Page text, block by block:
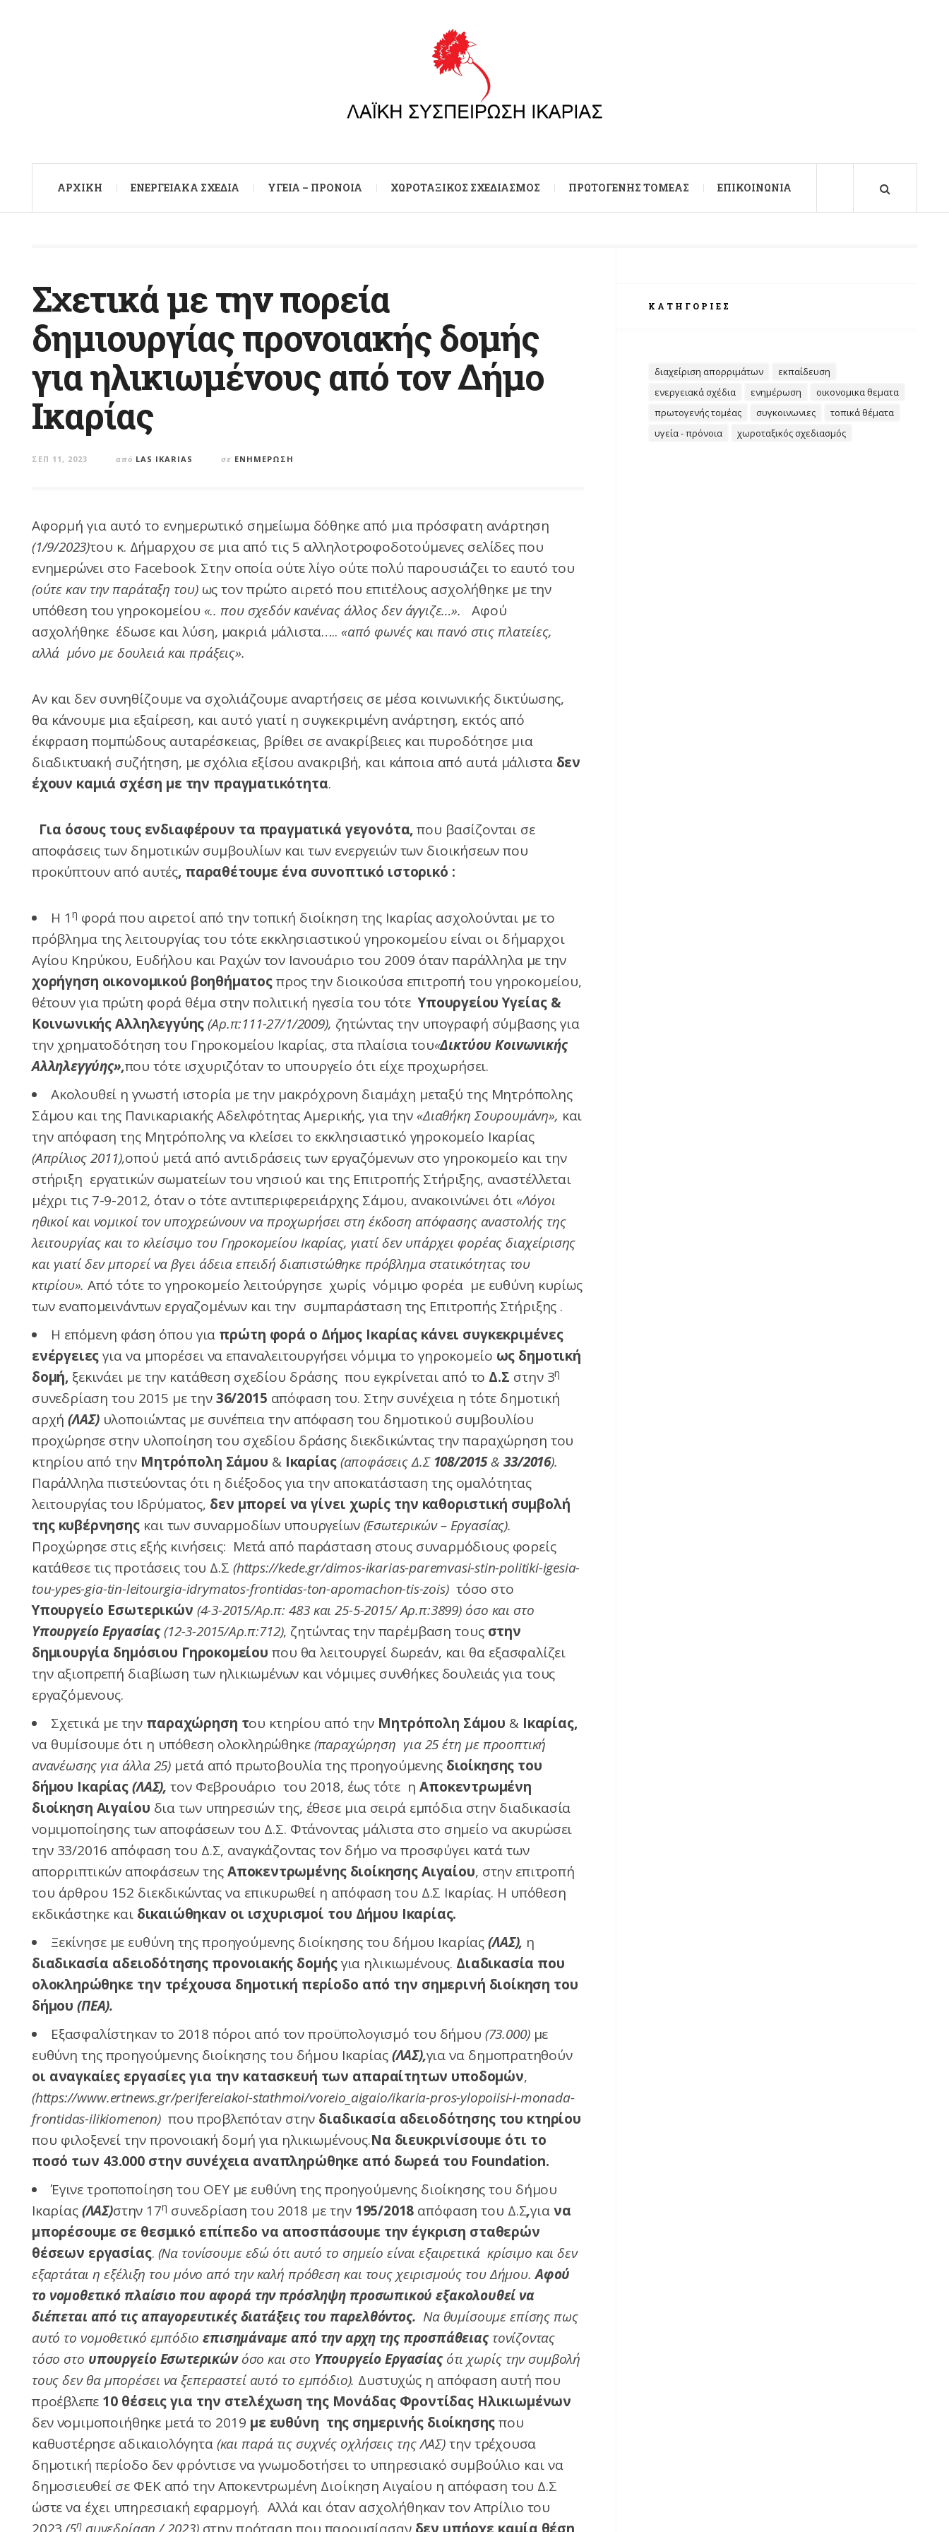
ΑΡXΙΚΉ ΕΝΕΡΓΕΙΑΚΆ ΣΧΈΔΙΑ ΥΓΕΊΑ – ΠΡΌΝΟΙΑ ΧΩΡΟΤΑΞΙΚΌΣ ΣΧΕΔΙΑΣΜΌΣ ΠΡΩΤΟΓΕΝΉΣ ΤΟΜΈΑΣ ΕΠΙΚΟΙΝΩΝΊΑ
Σχετικά με την πορεία
δημιουργίας προνοιακής δομής
για ηλικιωμένους από τον Δήμο
Ικαρίας
ΣΕΠ 11, 2023 από LAS IKARIAS σε ΕΝΗΜΈΡΩΣΗ
Αφορμή για αυτό το ενημερωτικό σημείωμα δόθηκε από μια πρόσφατη ανάρτηση
(1/9/2023)του κ. Δήμαρχου σε μια από τις 5 αλληλοτροφοδοτούμενες σελίδες που
ενημερώνει στο Facebook. Στην οποία ούτε λίγο ούτε πολύ παρουσιάζει το εαυτό του
(ούτε καν την παράταξη του)ως τον πρώτο αιρετό που επιτέλους ασχολήθηκε με την
υπόθεση του γηροκομείου «.. που σχεδόν κανένας άλλος δεν άγγιζε…».Αφού
ασχολήθηκε έδωσε και λύση, μακριά μάλιστα….. «από φωνές και πανό στις πλατείες,
αλλά μόνο με δουλειά και πράξεις».
Αν και δεν συνηθίζουμε να σχολιάζουμε αναρτήσεις σε μέσα κοινωνικής δικτύωσης,
θα κάνουμε μια εξαίρεση, και αυτό γιατί η συγκεκριμένη ανάρτηση, εκτός από
έκφραση πομπώδους αυταρέσκειας, βρίθει σε ανακρίβειες και πυροδότησε μια
διαδικτυακή συζήτηση, με σχόλια εξίσου ανακριβή, και κάποια από αυτά μάλιστα δεν
έχουν καμιά σχέση με την πραγματικότητα.
Για όσους τους ενδιαφέρουν τα πραγματικά γεγονότα,που βασίζονται σε
αποφάσεις των δημοτικών συμβουλίων και των ενεργειών των διοικήσεων που
προκύπτουν από αυτές, παραθέτουμε ένα συνοπτικό ιστορικό :
Η 1 η φορά που αιρετοί από την τοπική διοίκηση της Ικαρίας ασχολούνται με το
πρόβλημα της λειτουργίας του τότε εκκλησιαστικού γηροκομείου είναι οι δήμαρχοι
Αγίου Κηρύκου, Ευδήλου και Ραχών τον Ιανουάριο του 2009 όταν παράλληλα με την
χορήγηση οικονομικού βοηθήματοςπρος την διοικούσα επιτροπή του γηροκομείου,
θέτουν για πρώτη φορά θέμα στην πολιτική ηγεσία του τότεΥπουργείου Υγείας &
Κοινωνικής Αλληλεγγύης(Αρ.π:111-27/1/2009), ζητώντας την υπογραφή σύμβασης για
την χρηματοδότηση του Γηροκομείου Ικαρίας, στα πλαίσια του«Δικτύου Κοινωνικής
Αλληλεγγύης»,που τότε ισχυριζόταν το υπουργείο ότι είχε προχωρήσει.
Ακολουθεί η γνωστή ιστορία με την μακρόχρονη διαμάχη μεταξύ της Μητρόπολης
Σάμου και της Πανικαριακής Αδελφότητας Αμερικής, για την «Διαθήκη Σουρουμάνη», και
την απόφαση της Μητρόπολης να κλείσει το εκκλησιαστικό γηροκομείο Ικαρίας
(Απρίλιος 2011),οπού μετά από αντιδράσεις των εργαζόμενων στο γηροκομείο και την
στήριξη εργατικών σωματείων του νησιού και της Επιτροπής Στήριξης, αναστέλλεται
μέχρι τις 7-9-2012, όταν ο τότε αντιπεριφερειάρχης Σάμου, ανακοινώνει ότι «Λόγοι
ηθικοί και νομικοί τον υποχρεώνουν να προχωρήσει στη έκδοση απόφασης αναστολής της
λειτουργίας και το κλείσιμο του Γηροκομείου Ικαρίας, γιατί δεν υπάρχει φορέας διαχείρισης
και γιατί δεν μπορεί να βγει άδεια επειδή διαπιστώθηκε πρόβλημα στατικότητας του
κτιρίου».Από τότε το γηροκομείο λειτούργησε χωρίς νόμιμο φορέα με ευθύνη κυρίως
των εναπομεινάντων εργαζομένων και την συμπαράσταση της Επιτροπής Στήριξης .
Η επόμενη φάση όπου για πρώτη φορά ο Δήμος Ικαρίας κάνει συγκεκριμένες
ενέργειεςγια να μπορέσει να επαναλειτουργήσει νόμιμα το γηροκομείο ως δημοτική
δομή, ξεκινάει με την κατάθεση σχεδίου δράσης που εγκρίνεται από το Δ.Σ στην 3η
συνεδρίαση του 2015 με την36/2015 απόφαση του. Στην συνέχεια η τότε δημοτική
αρχή(ΛΑΣ) υλοποιώντας με συνέπεια την απόφαση του δημοτικού συμβουλίου
προχώρησε στην υλοποίηση του σχεδίου δράσης διεκδικώντας την παραχώρηση του
κτηρίου από την Μητρόπολη Σάμου &Ικαρίας(αποφάσεις Δ.Σ 108/2015&33/2016).
Παράλληλα πιστεύοντας ότι η διέξοδος για την αποκατάσταση της ομαλότητας
λειτουργίας του Ιδρύματος, δεν μπορεί να γίνει χωρίς την καθοριστική συμβολή
της κυβέρνησηςκαι των συναρμοδίων υπουργείων(Εσωτερικών – Εργασίας).
Προχώρησε στις εξής κινήσεις: Μετά από παράσταση στους συναρμόδιους φορείς
κατάθεσε τις προτάσεις του Δ.Σ(https://kede.gr/dimos-ikarias-paremvasi-stin-politiki-igesia-
tou-ypes-gia-tin-leitourgia-idrymatos-frontidas-ton-apomachon-tis-zois)τόσο στο
Υπουργείο Εσωτερικών (4-3-2015/Αρ.π: 483 και 25-5-2015/ Αρ.π:3899) όσο και στο
Υπουργείο Εργασίας(12-3-2015/Αρ.π:712), ζητώντας την παρέμβαση τους στην
δημιουργία δημόσιου Γηροκομείου που θα λειτουργεί δωρεάν, και θα εξασφαλίζει
την αξιοπρεπή διαβίωση των ηλικιωμένων και νόμιμες συνθήκες δουλειάς για τους
εργαζόμενους.
Σχετικά με την παραχώρηση του κτηρίου από την Μητρόπολη Σάμου &Ικαρίας,
να θυμίσουμε ότι η υπόθεση ολοκληρώθηκε(παραχώρηση για 25 έτη με προοπτική
ανανέωσης για άλλα 25)μετά από πρωτοβουλία της προηγούμενης διοίκησης του
δήμου Ικαρίας(ΛΑΣ), τον Φεβρουάριο του 2018, έως τότε ηΑποκεντρωμένη
διοίκηση Αιγαίου δια των υπηρεσιών της, έθεσε μια σειρά εμπόδια στην διαδικασία
νομιμοποίησης των αποφάσεων του Δ.Σ. Φτάνοντας μάλιστα στο σημείο να ακυρώσει
την 33/2016 απόφαση του Δ.Σ, αναγκάζοντας τον δήμο να προσφύγει κατά των
απορριπτικών αποφάσεων τηςΑποκεντρωμένης διοίκησης Αιγαίου, στην επιτροπή
του άρθρου 152 διεκδικώντας να επικυρωθεί η απόφαση του Δ.Σ Ικαρίας. Η υπόθεση
εκδικάστηκε και δικαιώθηκαν οι ισχυρισμοί του Δήμου Ικαρίας.
Ξεκίνησε με ευθύνη της προηγούμενης διοίκησης του δήμου Ικαρίας(ΛΑΣ), η
διαδικασία αδειοδότησης προνοιακής δομήςγια ηλικιωμένους. Διαδικασία που
ολοκληρώθηκε την τρέχουσα δημοτική περίοδο από την σημερινή διοίκηση του
δήμου(ΠΕΑ).
Εξασφαλίστηκαν το 2018 πόροι από τον προϋπολογισμό του δήμου (73.000) με
ευθύνη της προηγούμενης διοίκησης του δήμου Ικαρίας(ΛΑΣ),για να δημοπρατηθούν
οι αναγκαίες εργασίες για την κατασκευή των απαραίτητων υποδομών,
(https://www.ertnews.gr/perifereiakoi-stathmoi/voreio_aigaio/ikaria-pros-ylopoiisi-i-monada-
frontidas-ilikiomenon) που προβλεπόταν στην διαδικασία αδειοδότησης του κτηρίου
που φιλοξενεί την προνοιακή δομή για ηλικιωμένους.Να διευκρινίσουμε ότι το
ποσό των 43.000στην συνέχεια αναπληρώθηκε από δωρεά του Foundation.
Έγινε τροποποίηση του ΟΕΥ με ευθύνη της προηγούμενης διοίκησης του δήμου
Ικαρίας(ΛΑΣ)στην 17η συνεδρίαση του 2018 με την 195/2018 απόφαση του Δ.Σ,γιανα
μπορέσουμε σε θεσμικό επίπεδο να αποσπάσουμε την έγκριση σταθερών
θέσεων εργασίας. (Να τονίσουμε εδώ ότι αυτό το σημείο είναι εξαιρετικά κρίσιμο και δεν
εξαρτάται η εξέλιξη του μόνο από την καλή πρόθεση και τους χειρισμούς του Δήμου.Αφού
το νομοθετικό πλαίσιο που αφορά την πρόσληψη προσωπικού εξακολουθεί να
διέπεται από τις απαγορευτικές διατάξεις του παρελθόντος. Να θυμίσουμε επίσης πως
αυτό το νομοθετικό εμπόδιοεπισημάναμε από την αρχη της προσπάθειαςτονίζοντας
τόσο στο υπουργείο Εσωτερικώνόσο και στο Υπουργείο Εργασίαςότι χωρίς την συμβολή
τους δεν θα μπορέσει να ξεπεραστεί αυτό το εμπόδιο). Δυστυχώς η απόφαση αυτή που
προέβλεπε 10 θέσεις για την στελέχωση της Μονάδας Φροντίδας Ηλικιωμένων
δεν νομιμοποιήθηκε μετά το 2019 με ευθύνη της σημερινής διοίκησηςπου
καθυστέρησε αδικαιολόγητα(και παρά τις συχνές οχλήσεις της ΛΑΣ)την τρέχουσα
δημοτική περίοδο δεν φρόντισε να γνωμοδοτήσει το υπηρεσιακό συμβούλιο και να
δημοσιευθεί σε ΦΕΚ από την Αποκεντρωμένη Διοίκηση Αιγαίου η απόφαση του Δ.Σ
ώστε να έχει υπηρεσιακή εφαρμογή. Αλλά και όταν ασχολήθηκαν τον Απρίλιο του
η
ΚΑΤΗΓΟΡΊΕΣ
διαχείριση απορριμάτων
εκπαίδευση
ενεργειακά σχέδια
ενημέρωση
οικονομικα θεματα
πρωτογενής τομέας
συγκοινωνιες
τοπικά θέματα
υγεία - πρόνοια
χωροταξικός σχεδιασμός